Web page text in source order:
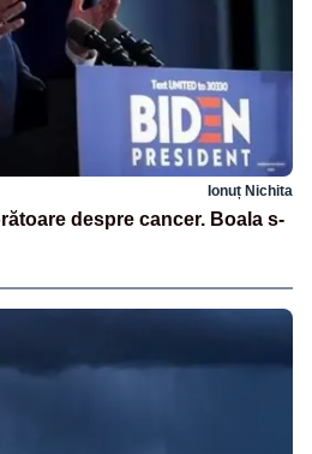
Ionuț Nichita
despre cancer. Boala s-